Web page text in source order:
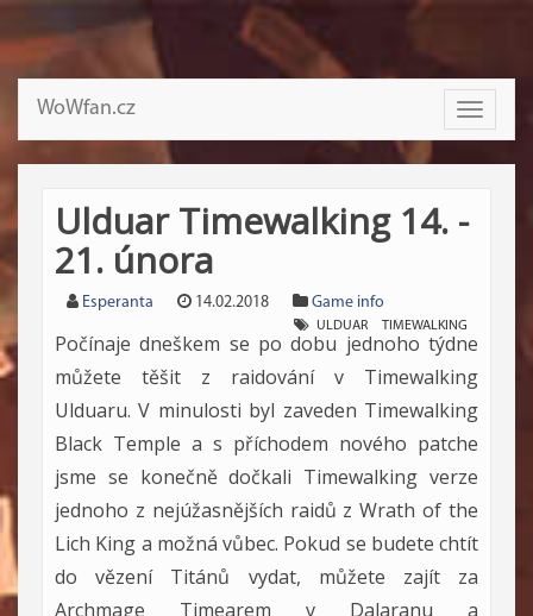
Toggle
WoWfan.cz
Ulduar Timewalking 14. -
21. února
Esperanta 14.02.2018 Game info
ULDUAR TIMEWALKING
Počínaje dneškem se po dobu jednoho týdne
můžete těšit z raidování v Timewalking
Ulduaru. V minulosti byl zaveden Timewalking
Black Temple a s příchodem nového patche
jsme se konečně dočkali Timewalking verze
jednoho z nejúžasnějších raidů z Wrath of the
Lich King a možná vůbec. Pokud se budete chtít
do vězení Titánů vydat, můžete zajít za
Archmage Timearem v Dalaranu a